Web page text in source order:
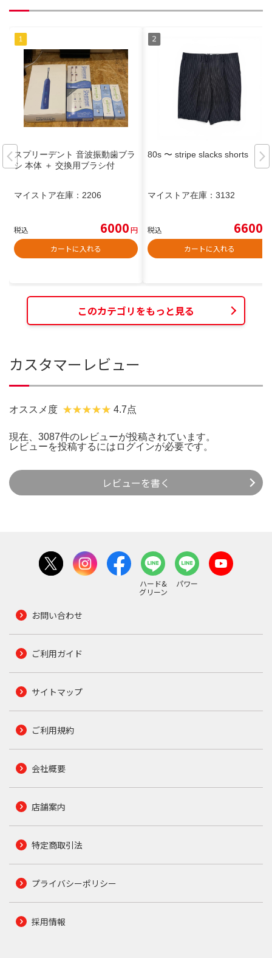
スプリーデント 音波振動歯ブラ
シ 本体 ＋ 交換用ブラシ付
マイストア在庫： 2206
税込 6000円
カートに入れる
80s 〜 stripe slacks shorts
マイストア在庫： 3132
税込 6600
カートに入れる
このカテゴリをもっと見る
カスタマーレビュー
オススメ度 4.7点
現在、3087件のレビューが投稿されています。
レビューを投稿するには ログインが必要です。
レビューを書く
ハード&
グリーン
パワー
お問い合わせ
ご利用ガイド
サイトマップ
ご利用規約
会社概要
店舗案内
特定商取引法
プライバシーポリシー
採用情報